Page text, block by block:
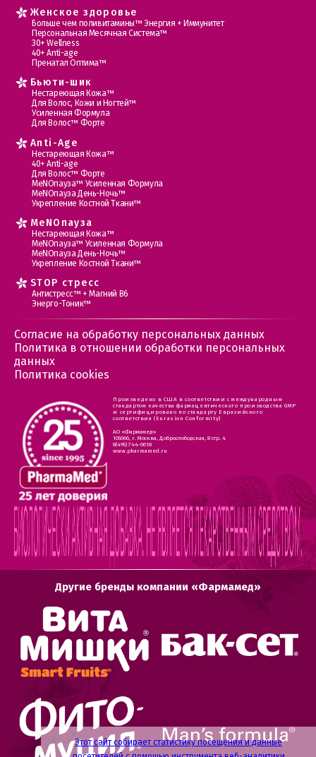
Этот сайт собирает статистику посещения и данные
Женское здоровье
Больше чем поливитамины™ Энергия + Иммунитет
Персональная Месячная Система™
30+ Wellness
40+ Anti-age
Пренатал Оптима™
Бьюти-шик
Нестареющая Кожа™
Для Волос, Кожи и Ногтей™
Усиленная Формула
Для Волос™ Форте
Anti-Age
Нестареющая Кожа™
40+ Anti-age
Для Волос™ Форте
МеNOпауза™ Усиленная Формула
МеNOпауза День-Ночь™
Укрепление Костной Ткани™
MеNOпауза
Нестареющая Кожа™
МеNOпауза™ Усиленная Формула
МеNOпауза День-Ночь™
Укрепление Костной Ткани™
STOP стресс
Антистресс™ + Магний В6
Энерго-Тоник™
Согласие на обработку персональных данных
Политика в отношении обработки персональных
данных
Политика cookies
Произведено в США в соответствии с международным
стандартом качества фармацевтического производства GMP
и сертифицировано по стандарту Евразийского
соответствия (Eurasion Conformity)
АО «Фармамед»
105066, г. Москва, Доброслободская, 8 стр. 4
8(495) 744-0618
www.pharmamed.ru
Другие бренды компании «Фармамед»